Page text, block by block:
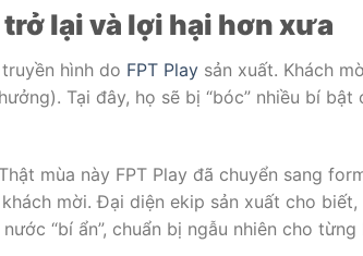
lại và lợi hại hơn xưa
hình do FPT Playsản xuất. Khách
Tại đây, họ sẽ bị “bóc” nhiều bí
mùa này FPT Play đã chuyển sang
mời. Đại diện ekip sản xuất cho
“bí ẩn”, chuẩn bị ngẫu nhiên cho từng